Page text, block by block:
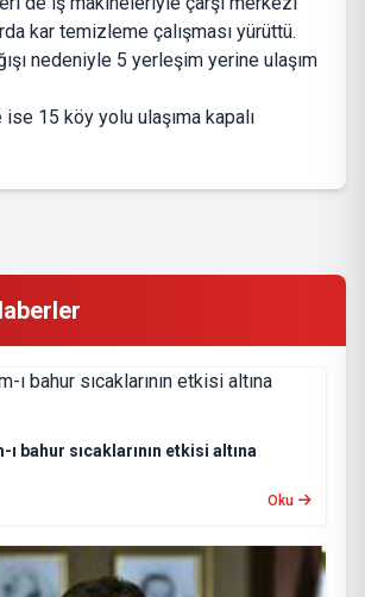
kar temizleme çalışması yürüttü.
nedeniyle 5 yerleşim yerine ulaşım
15 köy yolu ulaşıma kapalı
bahur sıcaklarının etkisi altına
Oku